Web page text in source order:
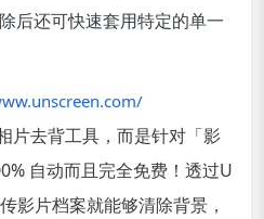
后还可快速套用特定的单一
片去背工具，而是针对「影
自动而且完全免费！透过U
影片档案就能够清除背景，